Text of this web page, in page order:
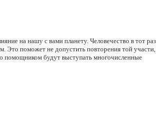
на нашу с вами планету. Человечество в тот раз
Это поможет не допустить повторения той участи,
помощником будут выступать многочисленные